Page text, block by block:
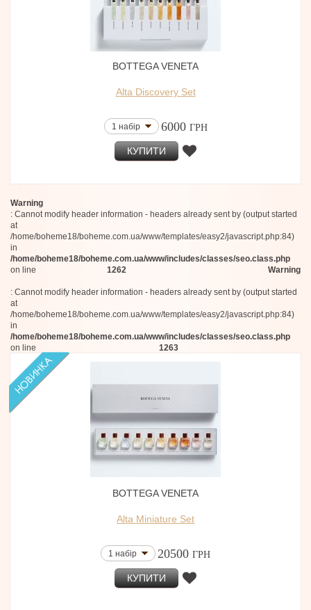
BOTTEGA VENETA
Alta Discovery Set
1 набір 6000 ГРН
КУПИТИ
Warning
: Cannot modify header information - headers already sent by (output started
at
/home/boheme18/boheme.com.ua/www/templates/easy2/javascript.php:84)
in
/home/boheme18/boheme.com.ua/www/includes/classes/seo.class.php
on line
1262 Warning
: Cannot modify header information - headers already sent by (output started
at
/home/boheme18/boheme.com.ua/www/templates/easy2/javascript.php:84)
in
/home/boheme18/boheme.com.ua/www/includes/classes/seo.class.php
on line
1263
BOTTEGA VENETA
Alta Miniature Set
1 набір 20500 ГРН
КУПИТИ